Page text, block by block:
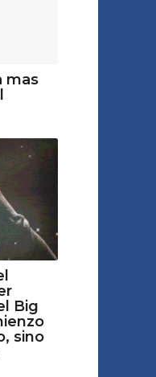
mas
Big
sino